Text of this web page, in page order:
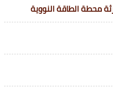
محطة الطاقة النووية